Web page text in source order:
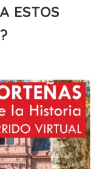
ESTOS